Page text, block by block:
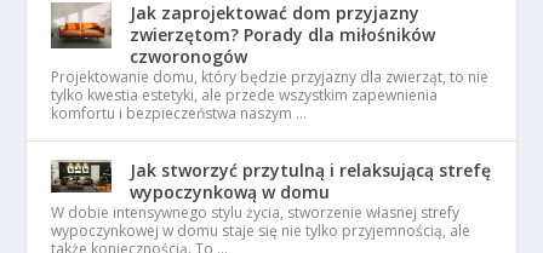
Jak zaprojektować dom przyjazny
zwierzętom? Porady dla miłośników
czworonogów
Projektowanie domu, który będzie przyjazny dla zwierząt, to nie
tylko kwestia estetyki, ale przede wszystkim zapewnienia
komfortu i bezpieczeństwa naszym …
Jak stworzyć przytulną i relaksującą strefę
wypoczynkową w domu
W dobie intensywnego stylu życia, stworzenie własnej strefy
wypoczynkowej w domu staje się nie tylko przyjemnością, ale